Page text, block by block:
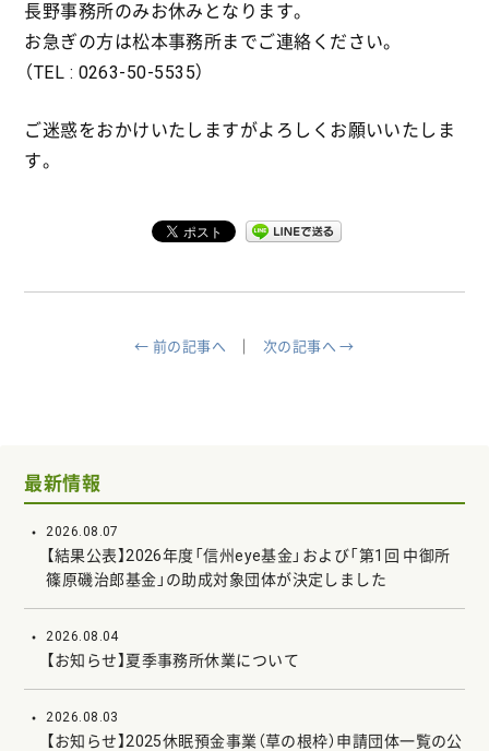
長野事務所のみお休みとなります。
お急ぎの方は松本事務所までご連絡ください。
（TEL : 0263-50-5535）
ご迷惑をおかけいたしますがよろしくお願いいたしま
す。
← 前の記事へ 次の記事へ →
最新情報
2026.08.07
【結果公表】2026年度「信州eye基金」および「第1回 中御所
篠原磯治郎基金」の助成対象団体が決定しました
2026.08.04
【お知らせ】夏季事務所休業について
2026.08.03
【お知らせ】2025休眠預金事業（草の根枠）申請団体一覧の公